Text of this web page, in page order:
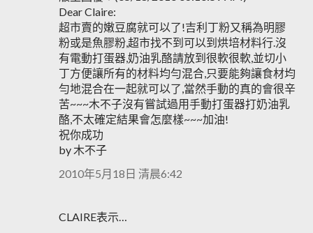
Dear Claire:
超市賣的嫩豆腐就可以了!吉利丁粉又稱為明膠
粉或是魚膠粉,超市找不到可以到烘培材料行.沒
有電動打蛋器,奶油乳酪請放到很軟很軟,並切小
丁方便讓所有的材料均勻混合,只要能夠讓食材均
勻地混合在一起就可以了,當然手動的真的會很辛
苦~~~木不子沒有嘗試過用手動打蛋器打奶油乳
酪,不太確定結果會怎麼樣~~~加油!
祝你成功
by 木不子
2010年5月18日 清晨6:42
CLAIRE表示…